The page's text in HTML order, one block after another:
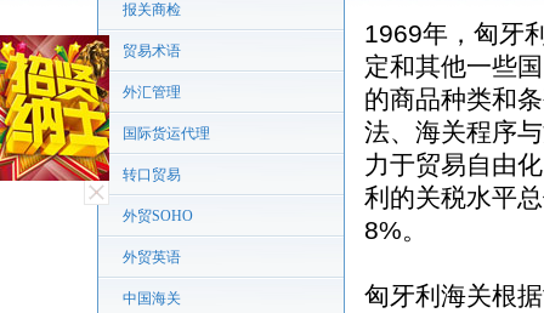
报关商检
贸易术语
外汇管理
国际货运代理
转口贸易
外贸SOHO
外贸英语
中国海关
1969年，匈牙
定和其他一些
的商品种类和
法、海关程序
力于贸易自由
利的关税水平
8%。
匈牙利海关根